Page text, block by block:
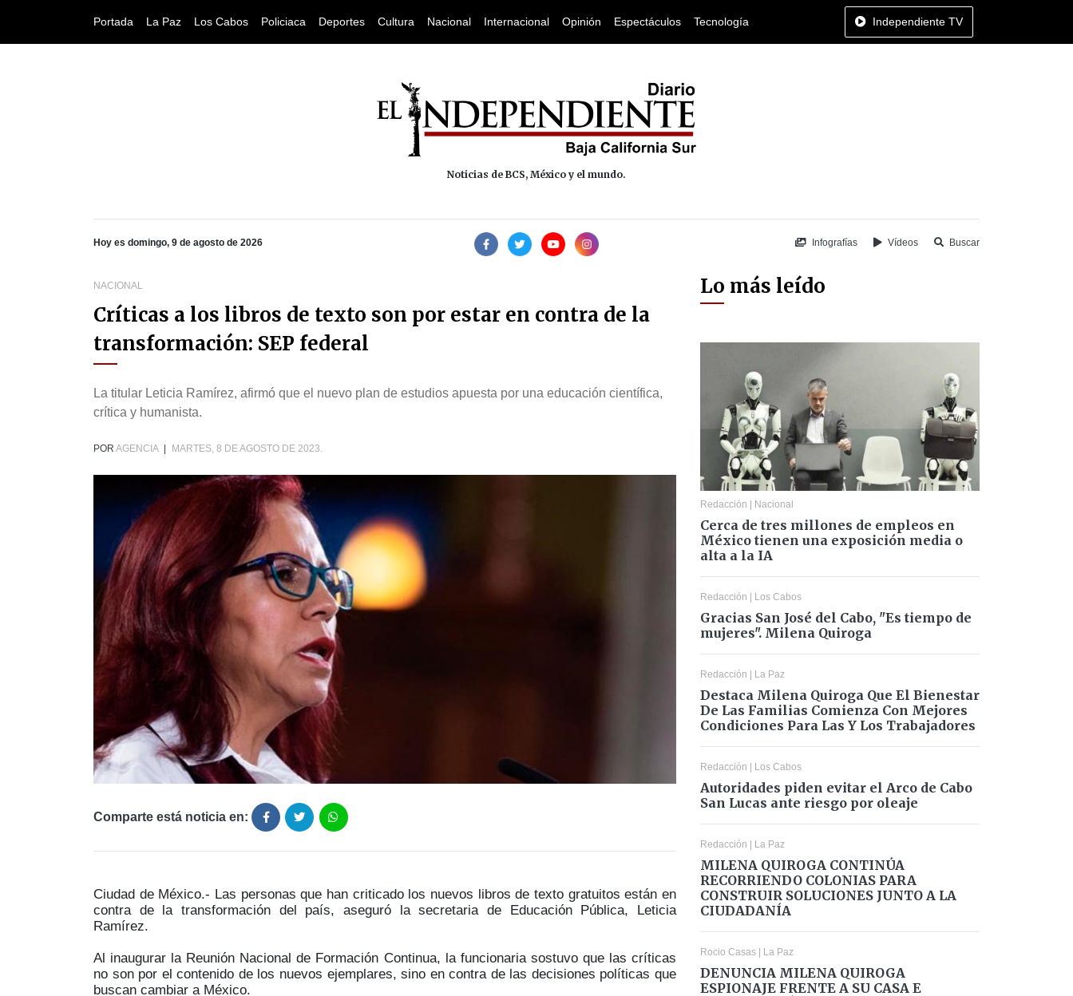
Portada La Paz Los Cabos Policiaca Deportes Cultura Nacional Internacional Opinión Espectáculos Tecnología Independiente TV
Noticias de BCS, México y el mundo.
Hoy es domingo, 9 de agosto de 2026 Infografías Vídeos Buscar
NACIONAL
Críticas a los libros de texto son por estar en contra de la
transformación: SEP federal
La titular Leticia Ramírez, afirmó que el nuevo plan de estudios apuesta por una educación científica,
crítica y humanista.
POR AGENCIA MARTES, 8 DE AGOSTO DE 2023.
Comparte está noticia en:
Ciudad de México.- Las personas que han criticado los nuevos libros de texto gratuitos están en
contra de la transformación del país, aseguró la secretaria de Educación Pública, Leticia
Ramírez.
Al inaugurar la Reunión Nacional de Formación Continua, la funcionaria sostuvo que las críticas
no son por el contenido de los nuevos ejemplares, sino en contra de las decisiones políticas que
buscan cambiar a México.
Lo más leído
Redacción | Nacional
Cerca de tres millones de empleos en
México tienen una exposición media o
alta a la IA
Redacción | Los Cabos
Gracias San José del Cabo, "Es tiempo de
mujeres". Milena Quiroga
Redacción | La Paz
Destaca Milena Quiroga Que El Bienestar
De Las Familias Comienza Con Mejores
Condiciones Para Las Y Los Trabajadores
Redacción | Los Cabos
Autoridades piden evitar el Arco de Cabo
San Lucas ante riesgo por oleaje
Redacción | La Paz
MILENA QUIROGA CONTINÚA
RECORRIENDO COLONIAS PARA
CONSTRUIR SOLUCIONES JUNTO A LA
CIUDADANÍA
Rocio Casas | La Paz
DENUNCIA MILENA QUIROGA
ESPIONAJE FRENTE A SU CASA E